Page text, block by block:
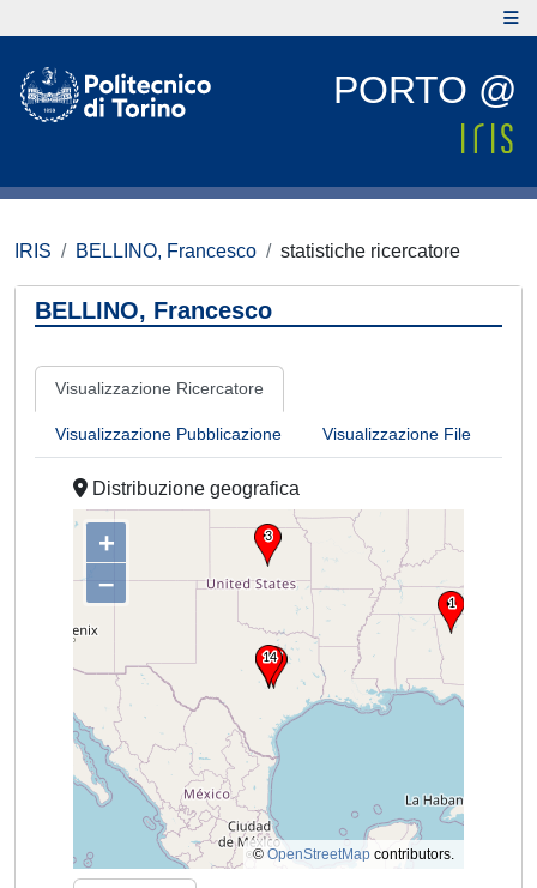
PORTO @
IRIS BELLINO, Francesco statistiche ricercatore
BELLINO, Francesco
Visualizzazione Ricercatore
Visualizzazione Pubblicazione Visualizzazione File
Distribuzione geografica
+
–
© OpenStreetMap contributors.